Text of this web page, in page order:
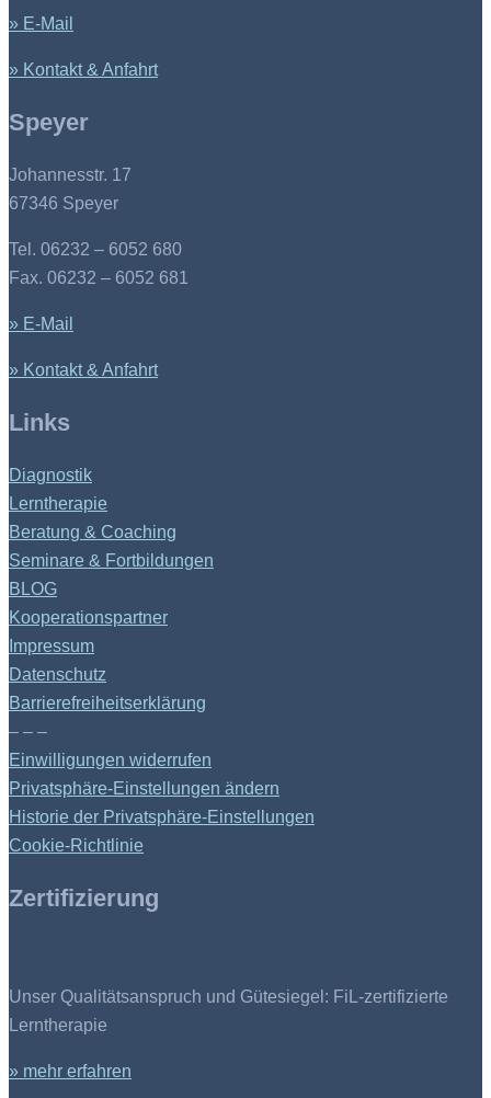
» E-Mail
» Kontakt & Anfahrt
Speyer
Johannesstr. 17
67346 Speyer
Tel. 06232 – 6052 680
Fax. 06232 – 6052 681
» E-Mail
» Kontakt & Anfahrt
Links
Diagnostik
Lerntherapie
Beratung & Coaching
Seminare & Fortbildungen
BLOG
Kooperationspartner
Impressum
Datenschutz
Barrierefreiheitserklärung
– – –
Einwilligungen widerrufen
Privatsphäre-Einstellungen ändern
Historie der Privatsphäre-Einstellungen
Cookie-Richtlinie
Zertifizierung
Unser Qualitätsanspruch und Gütesiegel: FiL-zertifizierte
Lerntherapie
» mehr erfahren